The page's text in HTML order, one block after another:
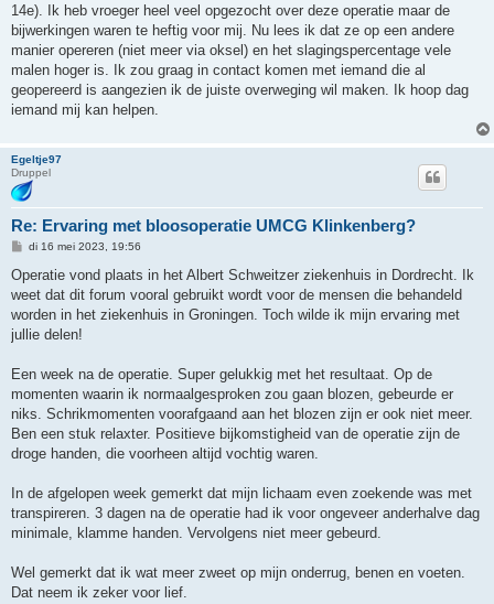
c
h
t
14e). Ik heb vroeger heel veel opgezocht over deze operatie maar de
bijwerkingen waren te heftig voor mij. Nu lees ik dat ze op een andere
manier opereren (niet meer via oksel) en het slagingspercentage vele
malen hoger is. Ik zou graag in contact komen met iemand die al
geopereerd is aangezien ik de juiste overweging wil maken. Ik hoop dag
iemand mij kan helpen.
Egeltje97
Druppel
Re: Ervaring met bloosoperatie UMCG Klinkenberg?
B
r
i
c
h
di 16 mei 2023, 19:56
Operatie vond plaats in het Albert Schweitzer ziekenhuis in Dordrecht. Ik
weet dat dit forum vooral gebruikt wordt voor de mensen die behandeld
worden in het ziekenhuis in Groningen. Toch wilde ik mijn ervaring met
jullie delen!
Een week na de operatie. Super gelukkig met het resultaat. Op de
momenten waarin ik normaalgesproken zou gaan blozen, gebeurde er
niks. Schrikmomenten voorafgaand aan het blozen zijn er ook niet meer.
Ben een stuk relaxter. Positieve bijkomstigheid van de operatie zijn de
droge handen, die voorheen altijd vochtig waren.
In de afgelopen week gemerkt dat mijn lichaam even zoekende was met
transpireren. 3 dagen na de operatie had ik voor ongeveer anderhalve dag
minimale, klamme handen. Vervolgens niet meer gebeurd.
Wel gemerkt dat ik wat meer zweet op mijn onderrug, benen en voeten.
Dat neem ik zeker voor lief.